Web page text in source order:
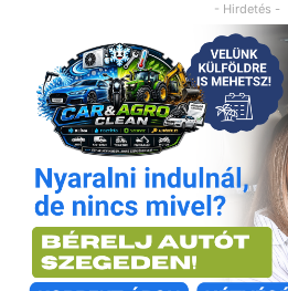
- Hirdetés -